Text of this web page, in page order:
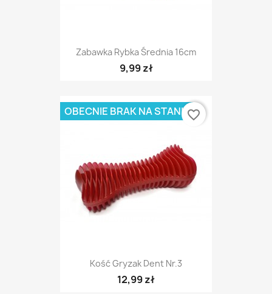
Zabawka Rybka Średnia 16cm
9,99 zł
Kość Gryzak Dent Nr.3
12,99 zł
OBECNIE BRAK NA STANIEfavorite_border